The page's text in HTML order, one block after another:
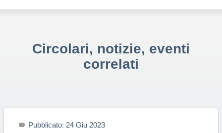
Circolari, notizie, eventi
correlati
Pubblicato: 24 Giu 2023